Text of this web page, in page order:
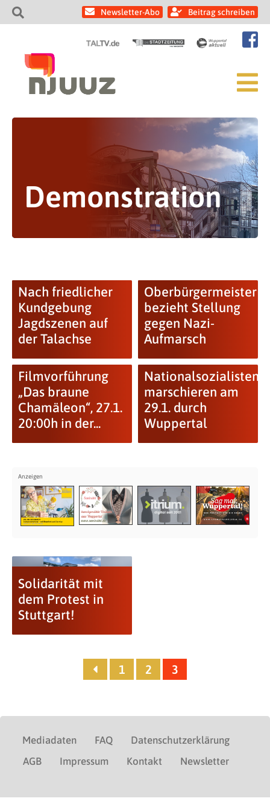
Newsletter-Abo Beitrag schreiben
Demonstration
Nach friedlicher
Kundgebung
Jagdszenen auf
der Talachse
Oberbürgermeister
bezieht Stellung
gegen Nazi-
Aufmarsch
Filmvorführung
„Das braune
Chamäleon“, 27.1.
20:00h in der...
Nationalsozialisten
marschieren am
29.1. durch
Wuppertal
Solidarität mit
dem Protest in
Stuttgart!
1 2 3
Mediadaten FAQ
Datenschutzerklärung
AGB
Impressum Kontakt Newsletter